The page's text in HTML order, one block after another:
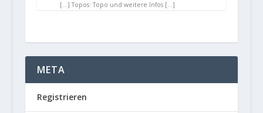
[…] Topos: Topo und weitere Infos […]
META
Registrieren